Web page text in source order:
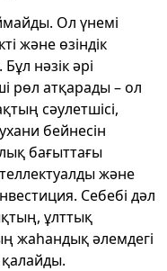
Ол үнемі
және өзіндік
нәзік әрі
рөл атқарады – ол
сәулетшісі,
бейнесін
бағыттағы
және
Себебі дәл
ұлттық
жаһандық әлемдегі
қалайды.